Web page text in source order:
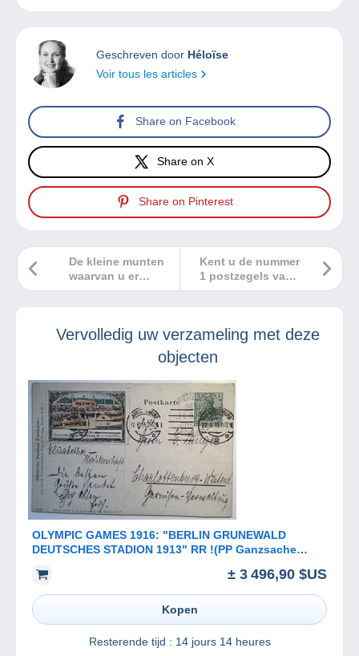
Geschreven door Héloïse
Voir tous les articles
Share on Facebook
Share on X
Share on Pinterest
Kent u de nummer
1 postzegels van
deze 10 landen?
De kleine munten
waarvan u er
zoveel hebt
bron van
Vervolledig uw verzameling met deze
objecten
OLYMPIC GAMES 1916: "BERLIN GRUNEWALD
DEUTSCHES STADION 1913" RR !(PP Ganzsache
± 3 496,90 $US
Kopen
Resterende tijd : 14 jours 14 heures